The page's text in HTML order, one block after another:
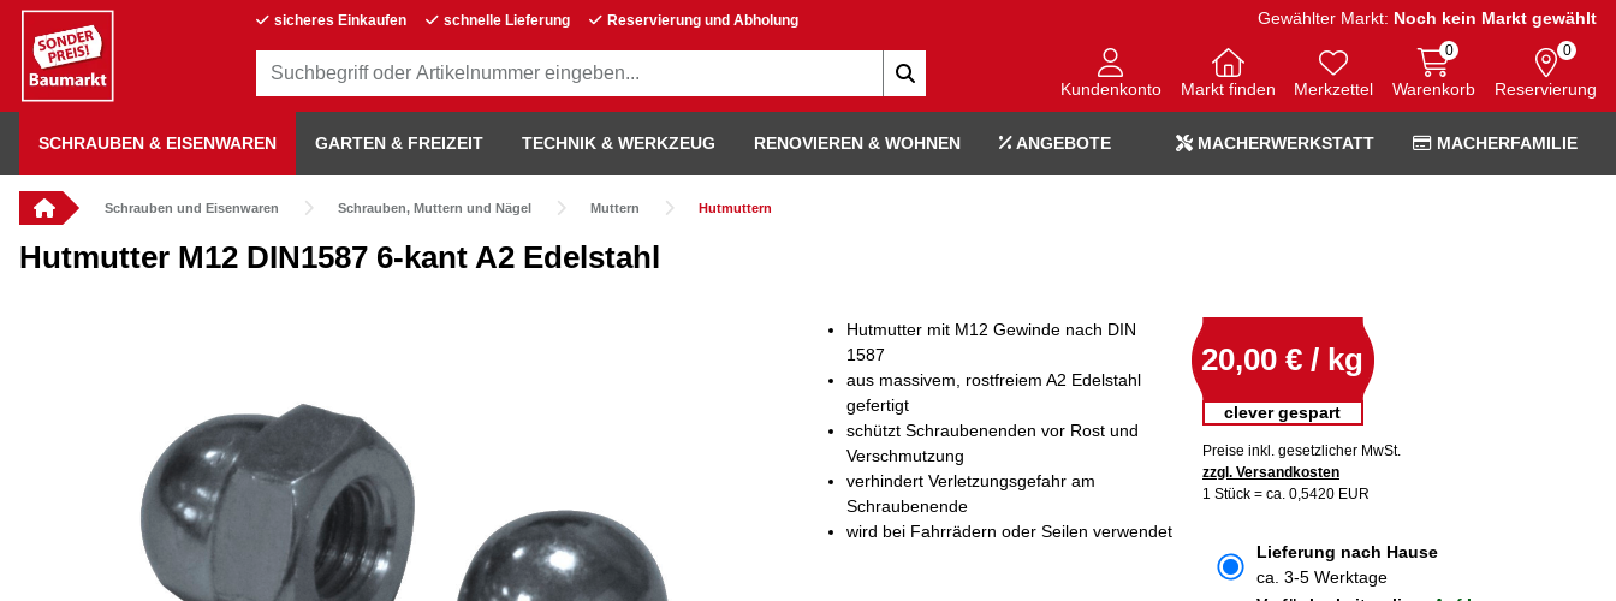
sicheres Einkaufen schnelle Lieferung Reservierung und Abholung Gewählter Markt: Noch kein Markt gewählt
Kundenkonto Markt finden Merkzettel Warenkorb
0
Reservierung
0
SCHRAUBEN & EISENWAREN GARTEN & FREIZEIT TECHNIK & WERKZEUG RENOVIEREN & WOHNEN ANGEBOTE MACHERWERKSTATT MACHERFAMILIE
Schrauben und Eisenwaren Schrauben, Muttern und Nägel Muttern Hutmuttern
Hutmutter M12 DIN1587 6-kant A2 Edelstahl
20,00 € / kg
clever gespart
Preise inkl. gesetzlicher MwSt.
zzgl. Versandkosten
1 Stück = ca. 0,5420 EUR
Hutmutter mit M12 Gewinde nach DIN
1587
aus massivem, rostfreiem A2 Edelstahl
gefertigt
schützt Schraubenenden vor Rost und
Verschmutzung
verhindert Verletzungsgefahr am
Schraubenende
wird bei Fahrrädern oder Seilen verwendet
Lieferung nach Hause
ca. 3-5 Werktage